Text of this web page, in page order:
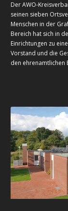
Der AWO-
seinen sieben
Menschen in der
Bereich hat sich in
Einrichtungen zu
Vorstand und die
den ehrenamtlichen